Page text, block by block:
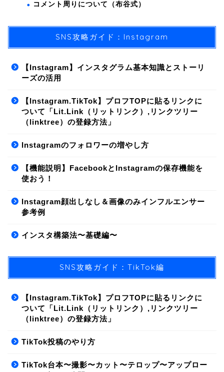
コメント周りについて（布谷式）
SNS攻略ガイド：Instagram
【Instagram】インスタグラム基本知識とストーリ
ーズの活用
【Instagram.TikTok】プロフTOPに貼るリンクに
ついて「Lit.Link（リットリンク）,リンクツリー
（linktree）の登録方法」
Instagramのフォロワーの増やし方
【機能説明】FacebookとInstagramの保存機能を
使おう！
Instagram顔出しなし＆画像のみインフルエンサー
参考例
インスタ構築法〜基礎編〜
SNS攻略ガイド：TikTok編
【Instagram.TikTok】プロフTOPに貼るリンクに
ついて「Lit.Link（リットリンク）,リンクツリー
（linktree）の登録方法」
TikTok投稿のやり方
TikTok台本〜撮影〜カット〜テロップ〜アップロー
02.ライティング